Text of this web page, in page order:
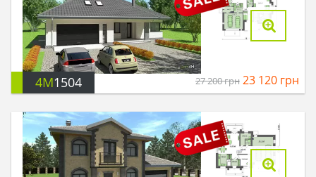
4M1504 27 200грн 23 120 грн